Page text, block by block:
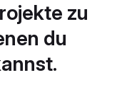
zu
du